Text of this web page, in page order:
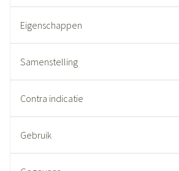
Eigenschappen
Samenstelling
Contra indicatie
Gebruik